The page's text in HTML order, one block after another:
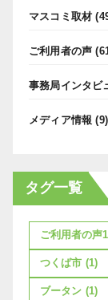
マスコミ取材
ご利用者の声
事務局インタビ
メディア情報 (9)
タグ一覧
ご利用者の声
つくば市 (1)
ブータン (1)